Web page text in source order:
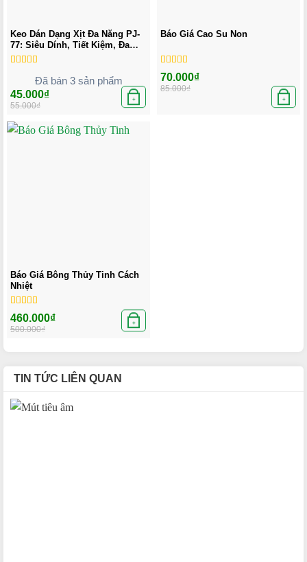
Keo Dán Dạng Xịt Đa Năng PJ-
77: Siêu Dính, Tiết Kiệm, Đa
Năng!
5.005
sao
Đã bán 3 sản phẩm
55.000₫
Giá
gốc
là:
45.000₫
Giá
hiện
tại
45.000₫.
+
Báo Giá Cao Su Non
Được xếp
hạng5.005
sao
85.000₫
Giá
gốc
là:
70.000₫
Giá
hiện
tại
+
Báo Giá Bông Thủy Tinh Cách
Nhiệt
Được xếp
hạng5.005
sao
500.000₫
Giá
gốc
là:
460.000₫
Giá
hiện
tại
+
TIN TỨC LIÊN QUAN